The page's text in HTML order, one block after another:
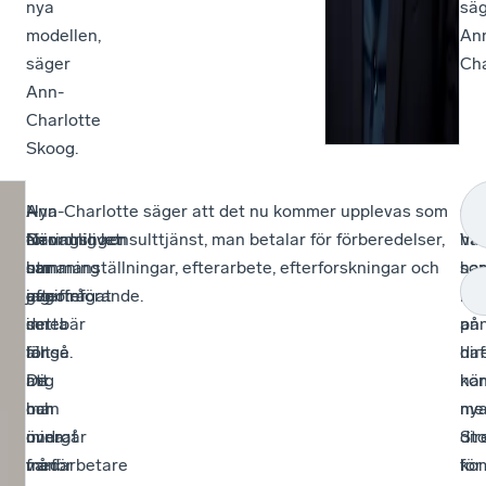
nya
modellen,
säger
Ann-
Charlotte
Skoog.
–
Näringslivet
har
efterfrågat
detta
länge.
De
har
undrat
varför
Nya
förordningen
om
avgifter
innebär
alltså
att
man
övergår
från
–
Den
utmaning
jag
ser
för
mig
och
mina
medarbetare
Ann-Charlotte säger att det nu kommer upplevas som
en vanlig konsulttjänst, man betalar för förberedelser,
sammanställningar, efterarbete, efterforskningar och
genomförande.
på
när
–
Vi
har
för